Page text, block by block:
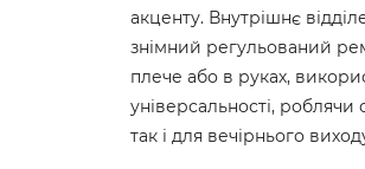
акценту. Внутрішнє
знімний регульований
плече або в руках,
універсальності,
так і для вечірнього